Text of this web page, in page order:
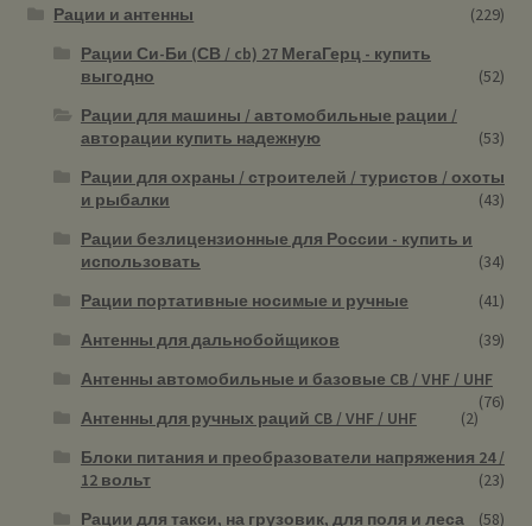
Рации и антенны
(229)
Рации Си-Би (СВ / cb) 27 МегаГерц - купить
выгодно
(52)
Рации для машины / автомобильные рации /
авторации купить надежную
(53)
Рации для охраны / строителей / туристов / охоты
и рыбалки
(43)
Рации безлицензионные для России - купить и
использовать
(34)
Рации портативные носимые и ручные
(41)
Антенны для дальнобойщиков
(39)
Антенны автомобильные и базовые CB / VHF / UHF
(76)
Антенны для ручных раций CB / VHF / UHF
(2)
Блоки питания и преобразователи напряжения 24 /
12 вольт
(23)
Рации для такси, на грузовик, для поля и леса
(58)